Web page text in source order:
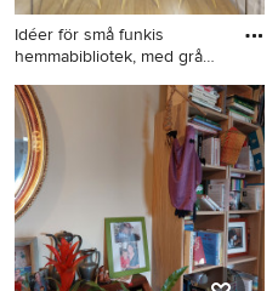
Idéer för små funkis
hemmabibliotek, med grå
Idéer för små funkis
hemmabibliotek, med grå
väggar, mellanmörkt trägolv
och ett fristående skrivbord